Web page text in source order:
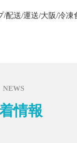
配送/運送/大阪/冷凍
NEWS
情報